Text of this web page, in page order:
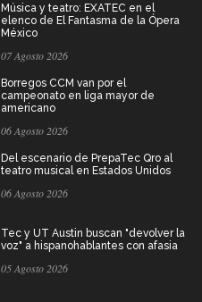
Música y teatro: EXATEC en el
elenco de El Fantasma de la Ópera
México
07 Agosto 2026
Borregos CCM van por el
campeonato en liga mayor de
americano
06 Agosto 2026
Del escenario de PrepaTec Qro al
teatro musical en Estados Unidos
06 Agosto 2026
Tec y UT Austin buscan "devolver la
voz" a hispanohablantes con afasia
05 Agosto 2026